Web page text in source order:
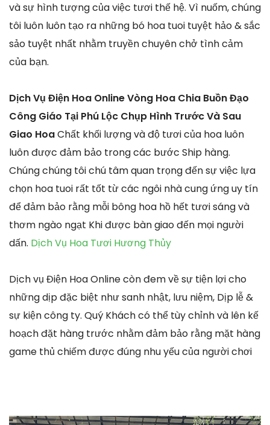
và sự hình tượng của việc tươi thế hệ. Vì nuốm, chúng
tôi luôn luôn tạo ra những bó hoa tuoi tuyệt hảo & sắc
sảo tuyệt nhất nhằm truyền chuyên chở tình cảm
của bạn.
Dịch Vụ Điện Hoa Online Vòng Hoa Chia Buồn Đạo
Công Giáo Tại Phú Lộc Chụp Hình Trước Và Sau
Giao HoaChất khối lượng và độ tươi của hoa luôn
luôn được đảm bảo trong các bước Ship hàng.
Chúng chúng tôi chú tâm quan trọng đến sự việc lựa
chọn hoa tuoi rất tốt từ các ngôi nhà cung ứng uy tín
để đảm bảo rằng mỗi bông hoa hồ hết tươi sáng và
thơm ngào ngạt Khi được bàn giao đến mọi người
dấn. Dịch Vụ Hoa Tươi Hương Thủy
Dịch vụ Điện Hoa Online còn đem về sự tiện lợi cho
những dịp đặc biệt như sanh nhật, lưu niệm, Dịp lễ &
sự kiện công ty. Quý Khách có thể tùy chỉnh và lên kế
hoạch đặt hàng trước nhằm đảm bảo rằng mặt hàng
game thủ chiếm được đúng nhu yếu của người chơi